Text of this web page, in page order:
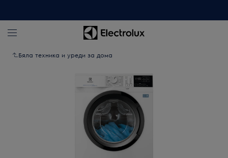
Бяла техника и уреди за дома